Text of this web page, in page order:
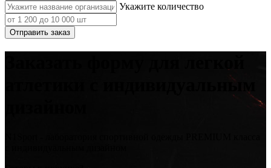
Укажите количество
Отправить заказ
атлетики с индивидуальным